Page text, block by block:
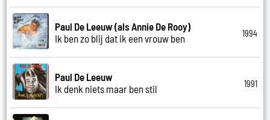
Paul De Leeuw (als Annie De Rooy)
Ik ben zo blij dat ik een vrouw ben
1994
Paul De Leeuw
Ik denk niets maar ben stil
1991